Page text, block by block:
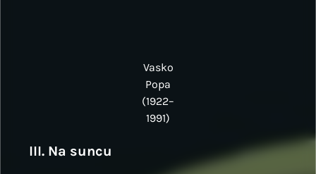
Vasko
Popa
(1922–
1991)
III. Na suncu